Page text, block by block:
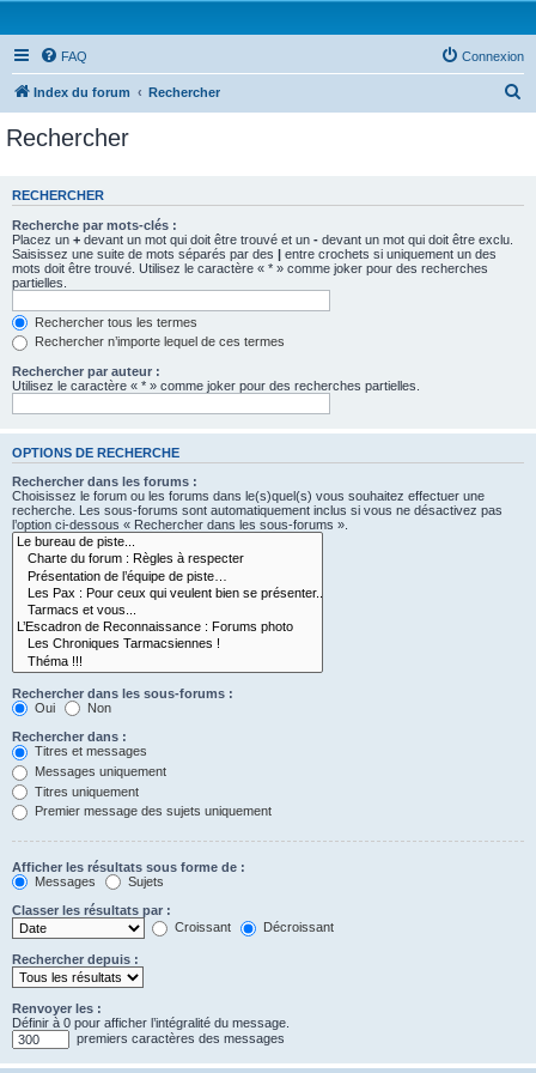
FAQ Connexion
Index du forum Rechercher
e
Rechercher
RECHERCHER
Recherche par mots-clés :
Placez un + devant un mot qui doit être trouvé et un - devant un mot qui doit être exclu.
Saisissez une suite de mots séparés par des | entre crochets si uniquement un des
mots doit être trouvé. Utilisez le caractère « * » comme joker pour des recherches
partielles.
Rechercher tous les termes
Rechercher n’importe lequel de ces termes
Rechercher par auteur :
Utilisez le caractère « * » comme joker pour des recherches partielles.
OPTIONS DE RECHERCHE
Rechercher dans les forums :
Choisissez le forum ou les forums dans le(s)quel(s) vous souhaitez effectuer une
recherche. Les sous-forums sont automatiquement inclus si vous ne désactivez pas
l’option ci-dessous « Rechercher dans les sous-forums ».
Rechercher dans les sous-forums :
Oui
Non
Rechercher dans :
Titres et messages
Messages uniquement
Titres uniquement
Premier message des sujets uniquement
Afficher les résultats sous forme de :
Messages
Sujets
Classer les résultats par :
Croissant
Décroissant
Rechercher depuis :
Renvoyer les :
Définir à 0 pour afficher l’intégralité du message.
premiers caractères des messages